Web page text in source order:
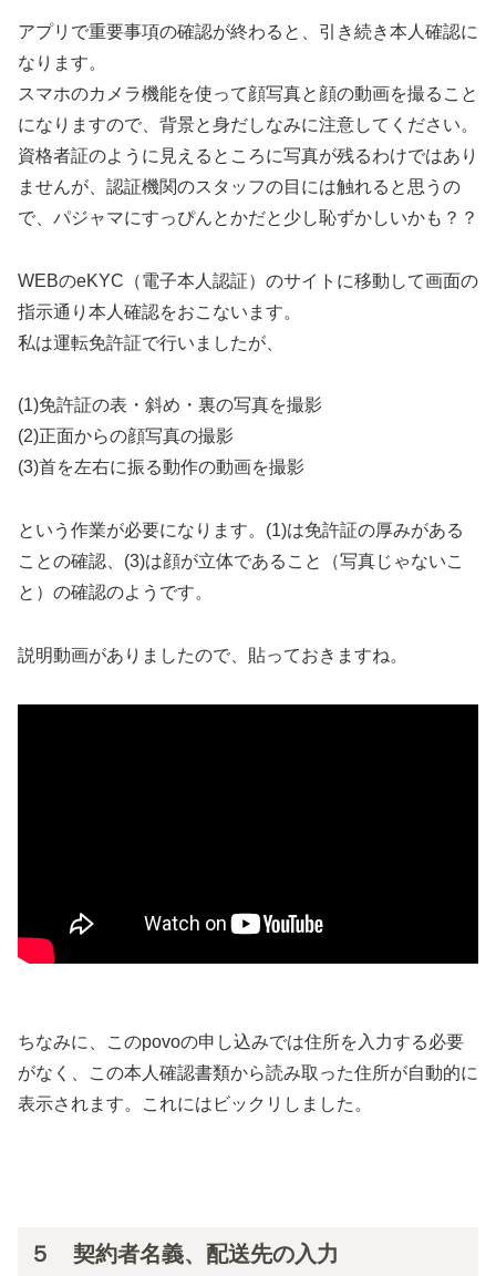
アプリで重要事項の確認が終わると、引き続き本人確認に
なります。
スマホのカメラ機能を使って顔写真と顔の動画を撮ること
になりますので、背景と身だしなみに注意してください。
資格者証のように見えるところに写真が残るわけではあり
ませんが、認証機関のスタッフの目には触れると思うの
で、パジャマにすっぴんとかだと少し恥ずかしいかも？？
WEBのeKYC（電子本人認証）のサイトに移動して画面の
指示通り本人確認をおこないます。
私は運転免許証で行いましたが、
(1)免許証の表・斜め・裏の写真を撮影
(2)正面からの顔写真の撮影
(3)首を左右に振る動作の動画を撮影
という作業が必要になります。(1)は免許証の厚みがある
ことの確認、(3)は顔が立体であること（写真じゃないこ
と）の確認のようです。
説明動画がありましたので、貼っておきますね。
ちなみに、このpovoの申し込みでは住所を入力する必要
がなく、この本人確認書類から読み取った住所が自動的に
表示されます。これにはビックリしました。
５ 契約者名義、配送先の入力